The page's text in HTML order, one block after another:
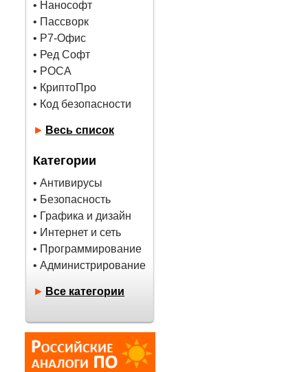
• Нанософт
• Пассворк
• Р7-Офис
• Ред Софт
• РОСА
• КриптоПро
• Код безопасности
► Весь список
Категории
• Антивирусы
• Безопасность
• Графика и дизайн
• Интернет и сеть
• Программирование
• Администрирование
► Все категории